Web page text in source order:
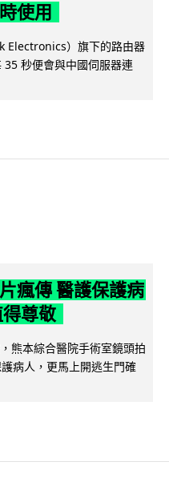
使用
Electronics）旗下的路由器
秒便會與中國伺服器連
瘋傳 醫護保護病
尊敬
熊本綜合醫院手術室鏡頭拍
病人，更馬上開逃生門確